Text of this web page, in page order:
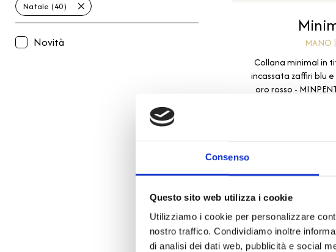
Consenso
Questo sito web utilizza i cookie
Utilizziamo i cookie per personalizzare
nostro traffico. Condividiamo inoltre
di analisi dei dati web, pubblicità e social
Natale (40)
Novità
MANO
Collana minimal in
incassata zaffiri blu
oro rosso -